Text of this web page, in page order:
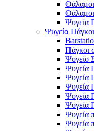
Ψυγεία
Ψυγεία Πάγκοι
Πάγκοι
Ψυγείο
Ψυγεία
Ψυγεία
Ψυγεία
Ψυγεία
Ψυγεία
Ψυγεία
Ψυγεία